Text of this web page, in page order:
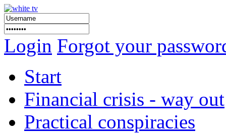
Login Forgot your
Start
Financial crisis - way out
Practical conspiracies